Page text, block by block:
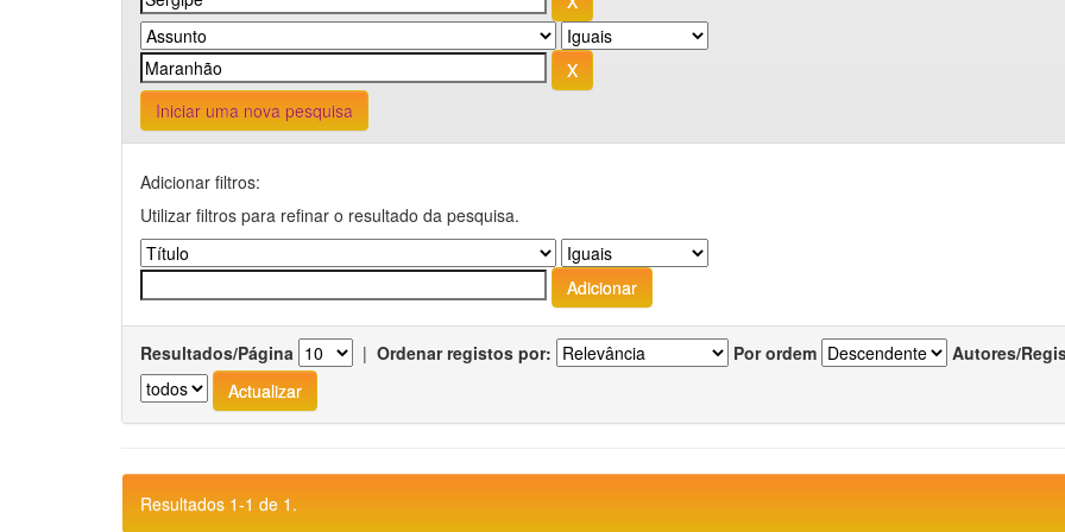
Iniciar uma nova pesquisa
Adicionar filtros:
Utilizar filtros para refinar o resultado da pesquisa.
Resultados/Página | Ordenar registos por: Por ordem Autores/
Resultados 1-1 de 1.